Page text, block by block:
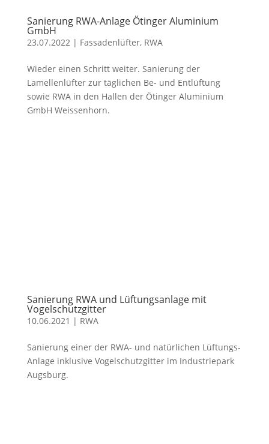
Sanierung RWA-Anlage Ötinger Aluminium
GmbH
23.07.2022| Fassadenlüfter, RWA
Wieder einen Schritt weiter. Sanierung der
Lamellenlüfter zur täglichen Be- und Entlüftung
sowie RWA in den Hallen der Ötinger Aluminium
GmbH Weissenhorn.
Sanierung RWA und Lüftungsanlage mit
Vogelschutzgitter
10.06.2021 | RWA
Sanierung einer der RWA- und natürlichen Lüftungs-
Anlage inklusive Vogelschutzgitter im Industriepark
Augsburg.